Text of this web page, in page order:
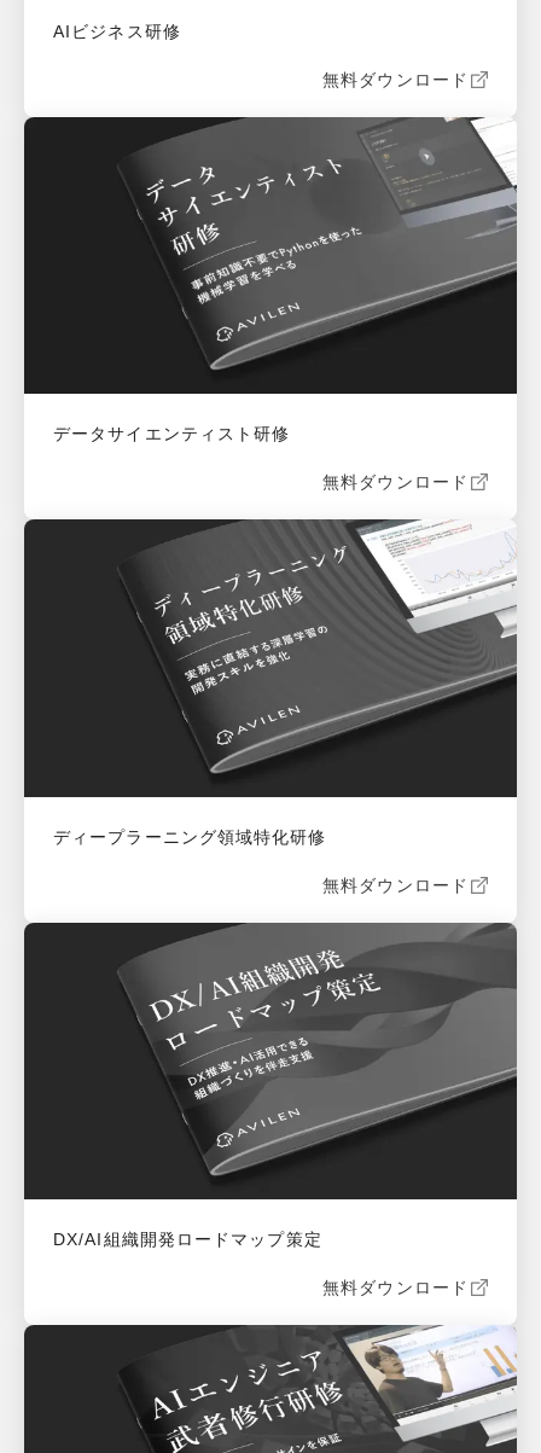
AIビジネス研修
無料ダウンロード
データサイエンティスト研修
無料ダウンロード
ディープラーニング領域特化研修
無料ダウンロード
DX/AI組織開発ロードマップ策定
無料ダウンロード